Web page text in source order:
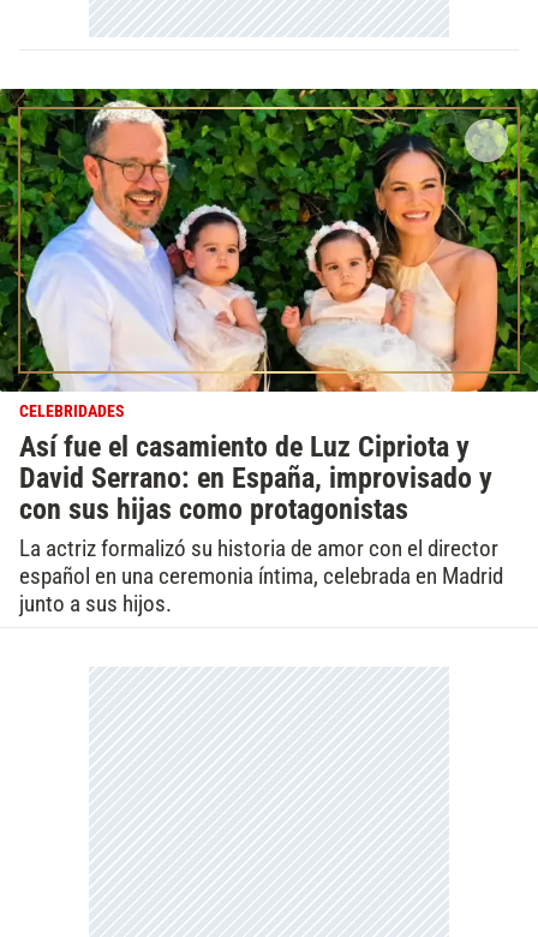
CELEBRIDADES
Así fue el casamiento de Luz Cipriota y
David Serrano: en España, improvisado y
con sus hijas como protagonistas
La actriz formalizó su historia de amor con el director
español en una ceremonia íntima, celebrada en Madrid
junto a sus hijos.